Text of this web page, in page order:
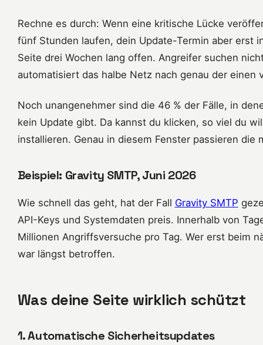
Rechne es durch: Wenn eine kritische Lücke
fünf Stunden laufen, dein Update-Termin aber erst
Seite drei Wochen lang offen. Angreifer suchen
automatisiert das halbe Netz nach genau der einen
Noch unangenehmer sind die 46 % der Fälle, in
kein Update gibt. Da kannst du klicken, so viel du
installieren. Genau in diesem Fenster passieren
Beispiel: Gravity SMTP, Juni 2026
Wie schnell das geht, hat der Fall Gravity SMTP
API-Keys und Systemdaten preis. Innerhalb von
Millionen Angriffsversuche pro Tag. Wer erst beim
war längst betroffen.
Was deine Seite wirklich schützt
1. Automatische Sicherheitsupdates